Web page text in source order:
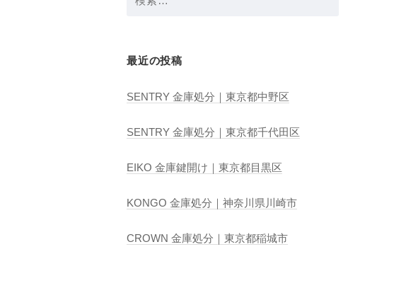
最近の投稿
SENTRY 金庫処分｜東京都中野区
SENTRY 金庫処分｜東京都千代田区
EIKO 金庫鍵開け｜東京都目黒区
KONGO 金庫処分｜神奈川県川崎市
CROWN 金庫処分｜東京都稲城市